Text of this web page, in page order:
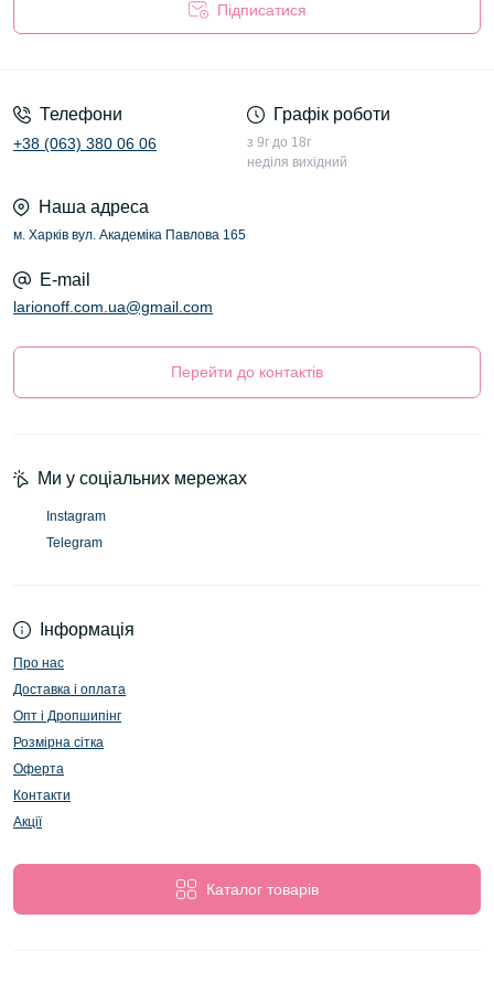
Підписатися
Телефони
+38 (063) 380 06 06
Графік роботи
з 9г до 18г
неділя вихідний
Наша адреса
м. Харків вул. Академіка Павлова 165
E-mail
larionoff.com.ua@gmail.com
Перейти до контактів
Інформація
Про нас
Доставка і оплата
Опт і Дропшипінг
Розмірна сітка
Оферта
Контакти
Акції
Каталог товарів
Ми у соціальних мережах
Instagram
Telegram